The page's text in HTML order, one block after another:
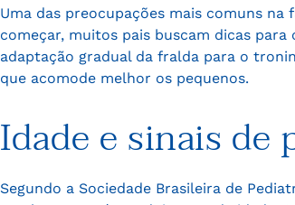
Uma das preocupações mais comuns
começar, muitos pais buscam dicas
adaptação gradual da fralda para o
que acomode melhor os pequenos.
Idade e sinais
Segundo a Sociedade Brasileira de